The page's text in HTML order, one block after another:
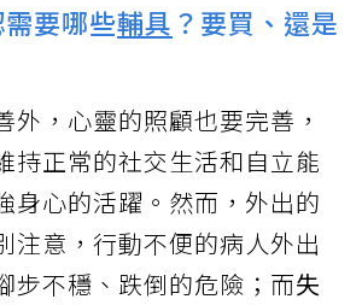
要哪些輔具 ？要買、還是
外，心靈的照顧也要完善，
持正常的社交生活和自立能
身心的活躍。然而，外出的
注意，行動不便的病人外出
步不穩、跌倒的危險；而失